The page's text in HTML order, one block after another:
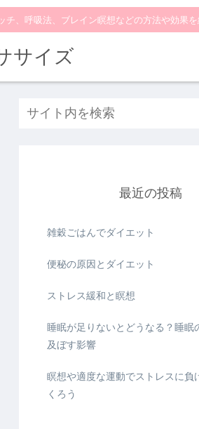
、呼吸法、ブレイン瞑想などの方法や効果を
サイズ
最近の投稿
雑穀ごはんでダイエット
便秘の原因とダイエット
ストレス緩和と瞑想
睡眠が足りないとどうなる？睡眠
及ぼす影響
瞑想や適度な運動でストレスに負
くろう